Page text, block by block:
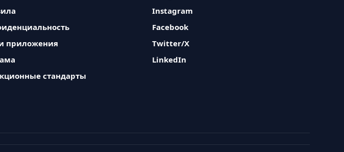
приложения
стандарты
Instagram
Facebook
Twitter/X
LinkedIn